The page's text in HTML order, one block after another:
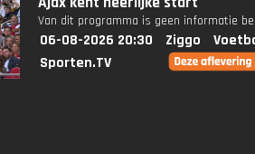
Van dit programma is geen informatie
06-08-2026 20:30 Ziggo
Sporten.TV